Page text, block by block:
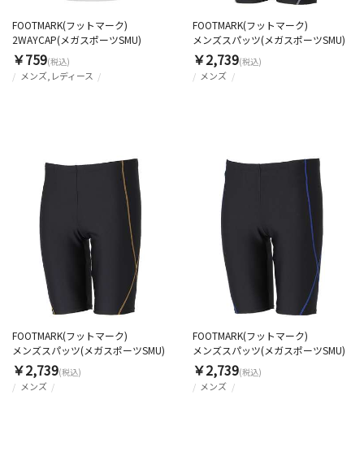
メンズ,レディース
FOOTMARK(フットマーク)
2WAYCAP(メガスポーツSMU)
￥759(税込)
メンズ
FOOTMARK(フットマーク)
メンズスパッツ(メガスポーツSMU)
￥2,739(税込)
メンズ
FOOTMARK(フットマーク)
メンズスパッツ(メガスポーツSMU)
￥2,739(税込)
メンズ
FOOTMARK(フットマーク)
メンズスパッツ(メガスポーツSMU)
￥2,739(税込)